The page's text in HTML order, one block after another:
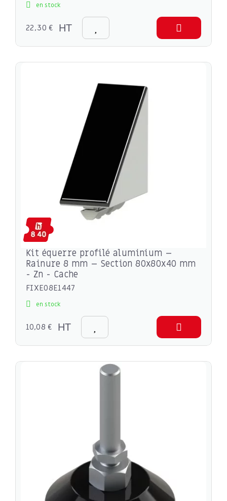
en stock
22,30 € HT
Kit équerre profilé aluminium –
Rainure 8 mm – Section 80x80x40 mm
- Zn - Cache
FIXE08E1447
en stock
10,08 € HT